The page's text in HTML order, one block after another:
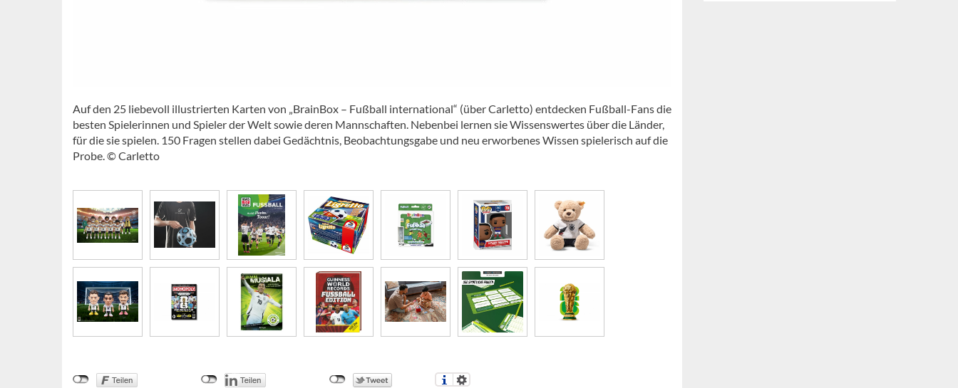
Auf den 25 liebevoll illustrierten Karten von „BrainBox – Fußball international“ (über Carletto) entdecken Fußball-Fans die
besten Spielerinnen und Spieler der Welt sowie deren Mannschaften. Nebenbei lernen sie Wissenswertes über die Länder,
für die sie spielen. 150 Fragen stellen dabei Gedächtnis, Beobachtungsgabe und neu erworbenes Wissen spielerisch auf die
Probe. © Carletto